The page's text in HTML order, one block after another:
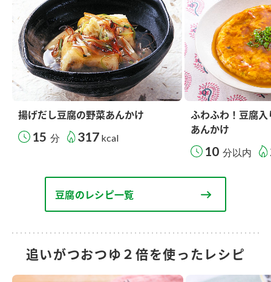
揚げだし豆腐の野菜あんかけ
15 分 317 kcal
ふわふわ！豆腐
あんかけ
10 分以内
豆腐のレシピ一覧
追いがつおつゆ２倍を使ったレシピ